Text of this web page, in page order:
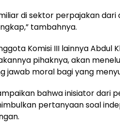
di sektor perpajakan dari
tambahnya.
Komisi III lainnya Abdul
pihaknya, akan
jawab moral bagi yang
bahwa inisiator dari
pertanyaan soal